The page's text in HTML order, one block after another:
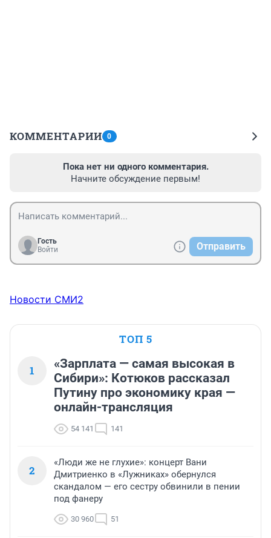
КОММЕНТАРИИ 0
Пока нет ни одного комментария.
Начните обсуждение первым!
Гость
Войти
Отправить
Новости СМИ2
ТОП 5
1
«Зарплата — самая высокая в
Сибири»: Котюков рассказал
Путину про экономику края —
онлайн-трансляция
54 141 141
2
«Люди же не глухие»: концерт Вани
Дмитриенко в «Лужниках» обернулся
скандалом — его сестру обвинили в пении
под фанеру
30 960 51